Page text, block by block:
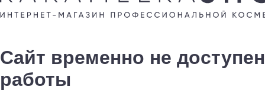
Сайт временно не
работы